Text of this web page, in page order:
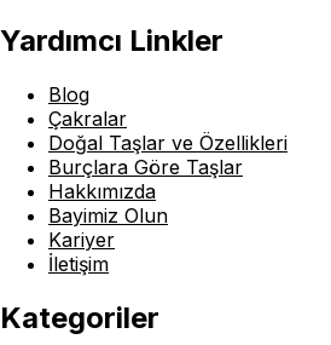
Yardımcı Linkler
Blog
Çakralar
Doğal Taşlar ve Özellikleri
Burçlara Göre Taşlar
Hakkımızda
Bayimiz Olun
Kariyer
İletişim
Kategoriler